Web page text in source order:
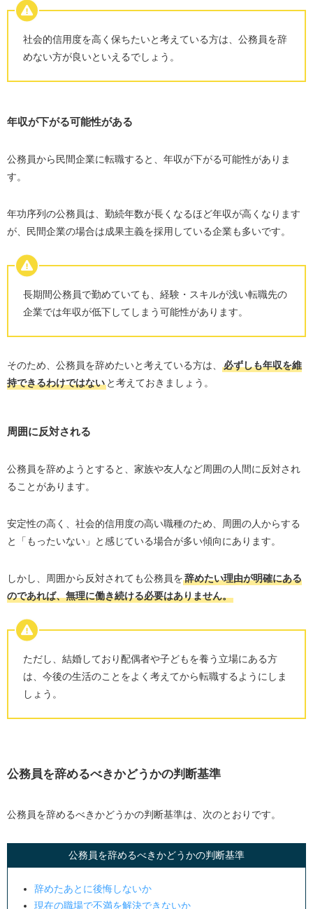
社会的信用度を高く保ちたいと考えている方は、公務員を辞
めない方が良いといえるでしょう。
年収が下がる可能性がある
公務員から民間企業に転職すると、年収が下がる可能性がありま
す。
年功序列の公務員は、勤続年数が長くなるほど年収が高くなります
が、民間企業の場合は成果主義を採用している企業も多いです。
長期間公務員で勤めていても、経験・スキルが浅い転職先の
企業では年収が低下してしまう可能性があります。
そのため、公務員を辞めたいと考えている方は、
必ずしも年収を維
持できるわけではないと考えておきましょう。
周囲に反対される
公務員を辞めようとすると、家族や友人など周囲の人間に反対され
ることがあります。
安定性の高く、社会的信用度の高い職種のため、周囲の人からする
と「もったいない」と感じている場合が多い傾向にあります。
しかし、周囲から反対されても公務員を辞めたい理由が明確にある
のであれば、無理に働き続ける必要はありません。
ただし、結婚しており配偶者や子どもを養う立場にある方
は、今後の生活のことをよく考えてから転職するようにしま
しょう。
公務員を辞めるべきかどうかの判断基準
公務員を辞めるべきかどうかの判断基準は、次のとおりです。
公務員を辞めるべきかどうかの判断基準
辞めたあとに後悔しないか
現在の職場で不満を解決できないか